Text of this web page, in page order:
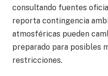
consultando fuentes
reporta contingencia
atmosféricas pueden
preparado para posibles
restricciones.